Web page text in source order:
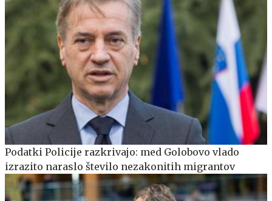
Podatki Policije razkrivajo: med Golobovo vlado
izrazito naraslo število nezakonitih migrantov